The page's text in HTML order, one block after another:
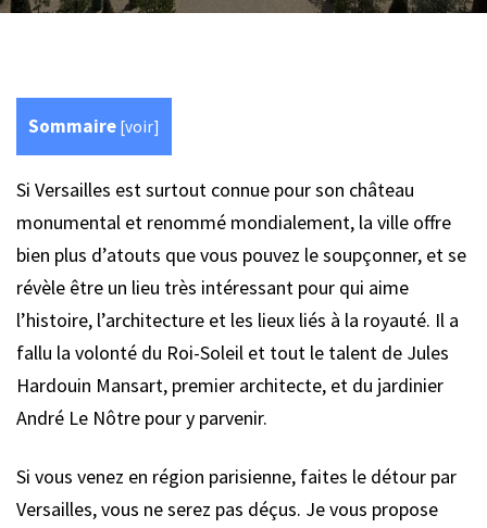
Sommaire [voir]
Si Versailles est surtout connue pour son château
monumental et renommé mondialement, la ville offre
bien plus d’atouts que vous pouvez le soupçonner, et se
révèle être un lieu très intéressant pour qui aime
l’histoire, l’architecture et les lieux liés à la royauté. Il a
fallu la volonté du Roi-Soleil et tout le talent de Jules
Hardouin Mansart, premier architecte, et du jardinier
André Le Nôtre pour y parvenir.
Si vous venez en région parisienne, faites le détour par
Versailles, vous ne serez pas déçus. Je vous propose